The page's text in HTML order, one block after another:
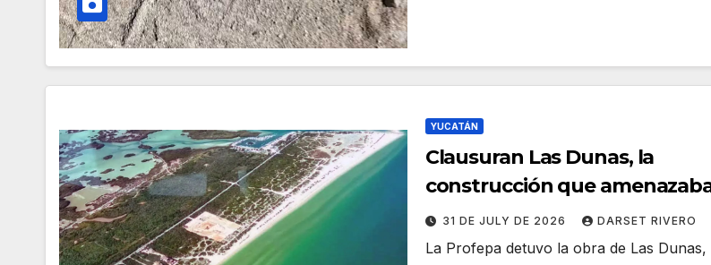
YUCATÁN
Clausuran Las Dunas, la
construcción que amenazaba
tortugas y los manglares de
Chuburná Puerto
31 DE JULY DE 2026 DARSET RIVERO
La Profepa detuvo la obra de Las Dunas,